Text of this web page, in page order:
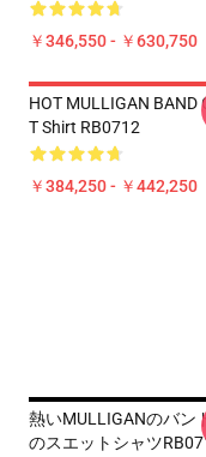
￥346,550 - ￥630,750
HOT MULLIGAN BAND
T Shirt RB0712
￥384,250 - ￥442,250
熱いMULLIGANのバン
のスエットシャツ